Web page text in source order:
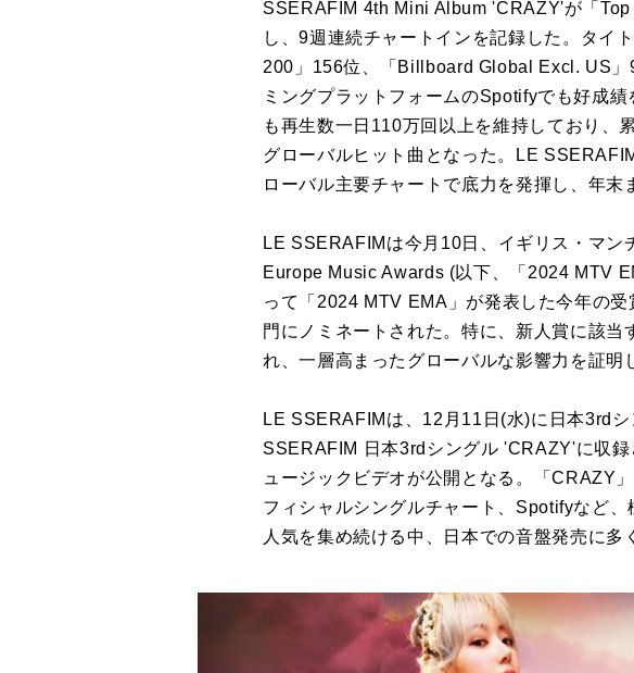
SSERAFIM 4th Mini Album 'CRAZY'が「
し、9週連続チャートインを記録した。タイ
200」156位、「Billboard Global Excl. US」
ミングプラットフォームのSpotifyでも好成
も再生数一日110万回以上を維持しており、
グローバルヒット曲となった。LE
ローバル主要チャートで底力を発揮し、年末
LE SSERAFIMは今月10日、イギリス・マ
Europe Music Awards (以下、「2024 MTV
って「2024 MTV EMA」が発表した今年の
門にノミネートされた。特に、新人賞に該
れ、一層高まったグローバルな影響力を証明
LE SSERAFIMは、12月11日(水)に日本3rd
SSERAFIM 日本3rdシングル 'CRAZY'に収
ュージックビデオが公開となる。「CRAZY
フィシャルシングルチャート、Spotifyなど
人気を集め続ける中、日本での音盤発売に多